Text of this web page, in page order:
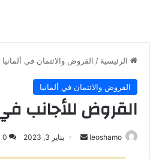
الرئيسية / القروض والائتمان في ألمانيا
القروض والائتمان في ألمانيا
القروض للأجانب في
leoshamo
أرسل يناير 3, 2023 0